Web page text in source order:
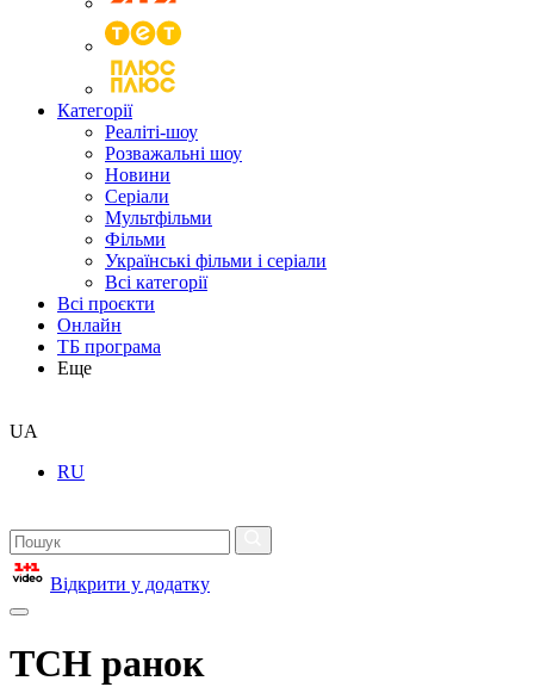
Категорії
Реаліті-шоу
Розважальні шоу
Новини
Серіали
Мультфільми
Фільми
Українські фільми і серіали
Всі категорії
Всі проєкти
Онлайн
ТБ програма
Еще
UA
RU
Відкрити у додатку
ТСН ранок